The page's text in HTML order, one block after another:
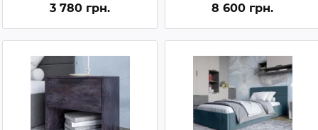
3 780 грн. 8 600 грн.